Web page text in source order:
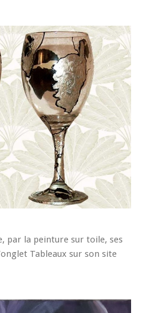
par la peinture sur toile, ses
Tableaux sur son site